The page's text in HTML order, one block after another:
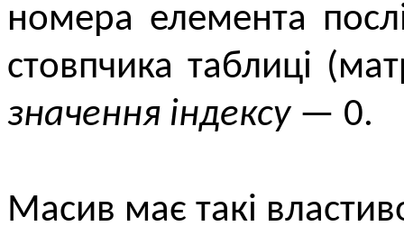
номера елемента
стовпчика таблиці
значення індексу— 0.
Масив має такі